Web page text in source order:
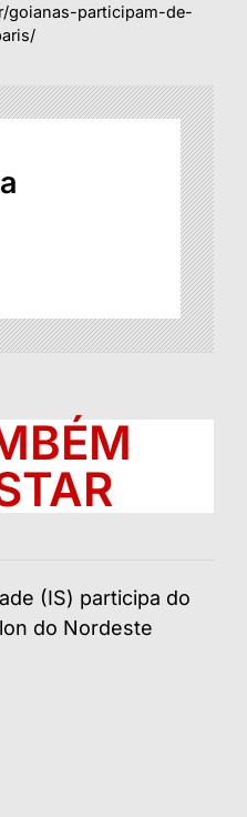
goianas-participam-de-